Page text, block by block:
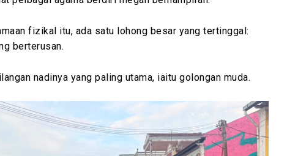
fizikal itu, ada satu lohong besar yang tertinggal:
berterusan.
nadinya yang paling utama, iaitu golongan muda.